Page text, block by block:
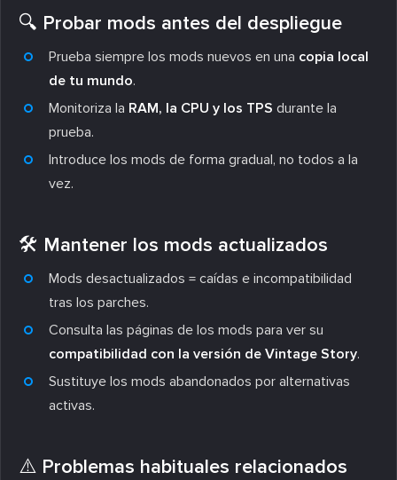
🔍 Probar mods antes del despliegue
Prueba siempre los mods nuevos en una copia local
de tu mundo.
Monitoriza la RAM, la CPU y los TPS durante la
prueba.
Introduce los mods de forma gradual, no todos a la
vez.
🛠️ Mantener los mods actualizados
Mods desactualizados = caídas e incompatibilidad
tras los parches.
Consulta las páginas de los mods para ver su
compatibilidad con la versión de Vintage Story.
Sustituye los mods abandonados por alternativas
activas.
⚠️ Problemas habituales relacionados